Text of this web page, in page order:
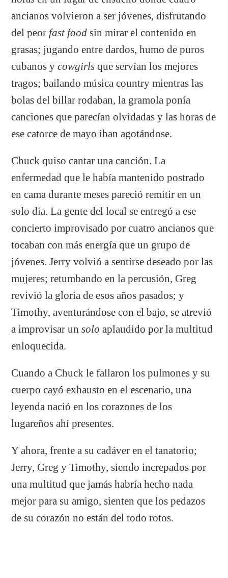
ancianos volvieron a ser jóvenes, disfrutando
del peor fast foodsin mirar el contenido en
grasas; jugando entre dardos, humo de puros
cubanos ycowgirls que servían los mejores
tragos; bailando música country mientras las
bolas del billar rodaban, la gramola ponía
canciones que parecían olvidadas y las horas de
ese catorce de mayo iban agotándose.
Chuck quiso cantar una canción. La
enfermedad que le había mantenido postrado
en cama durante meses pareció remitir en un
solo día. La gente del local se entregó a ese
concierto improvisado por cuatro ancianos que
tocaban con más energía que un grupo de
jóvenes. Jerry volvió a sentirse deseado por las
mujeres; retumbando en la percusión, Greg
revivió la gloria de esos años pasados; y
Timothy, aventurándose con el bajo, se atrevió
a improvisar unsolo aplaudido por la multitud
enloquecida.
Cuando a Chuck le fallaron los pulmones y su
cuerpo cayó exhausto en el escenario, una
leyenda nació en los corazones de los
lugareños ahí presentes.
Y ahora, frente a su cadáver en el tanatorio;
Jerry, Greg y Timothy, siendo increpados por
una multitud que jamás habría hecho nada
mejor para su amigo, sienten que los pedazos
de su corazón no están del todo rotos.